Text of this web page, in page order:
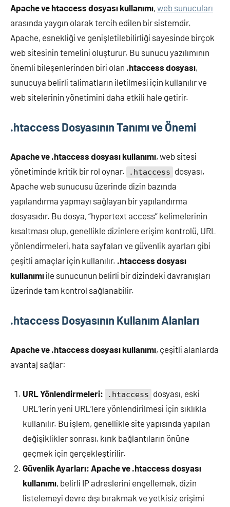
Apache ve htaccess dosyası kullanımı, web sunucuları
arasında yaygın olarak tercih edilen bir sistemdir.
Apache, esnekliği ve genişletilebilirliği sayesinde birçok
web sitesinin temelini oluşturur. Bu sunucu yazılımının
önemli bileşenlerinden biri olan .htaccess dosyası,
sunucuya belirli talimatların iletilmesi için kullanılır ve
web sitelerinin yönetimini daha etkili hale getirir.
.htaccess Dosyasının Tanımı ve Önemi
Apache ve .htaccess dosyası kullanımı, web sitesi
yönetiminde kritik bir rol oynar.
.htaccess dosyası,
Apache web sunucusu üzerinde dizin bazında
yapılandırma yapmayı sağlayan bir yapılandırma
dosyasıdır. Bu dosya, “hypertext access” kelimelerinin
kısaltması olup, genellikle dizinlere erişim kontrolü, URL
yönlendirmeleri, hata sayfaları ve güvenlik ayarları gibi
çeşitli amaçlar için kullanılır. .htaccess dosyası
kullanımı ile sunucunun belirli bir dizindeki davranışları
üzerinde tam kontrol sağlanabilir.
.htaccess Dosyasının Kullanım Alanları
Apache ve .htaccess dosyası kullanımı, çeşitli alanlarda
avantaj sağlar:
URL Yönlendirmeleri: .htaccess dosyası, eski
URL’lerin yeni URL’lere yönlendirilmesi için sıklıkla
kullanılır. Bu işlem, genellikle site yapısında yapılan
değişiklikler sonrası, kırık bağlantıların önüne
geçmek için gerçekleştirilir.
Güvenlik Ayarları: Apache ve .htaccess dosyası
kullanımı, belirli IP adreslerini engellemek, dizin
listelemeyi devre dışı bırakmak ve yetkisiz erişimi